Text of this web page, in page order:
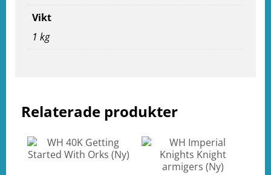
Relaterade produkter
Vikt
1 kg